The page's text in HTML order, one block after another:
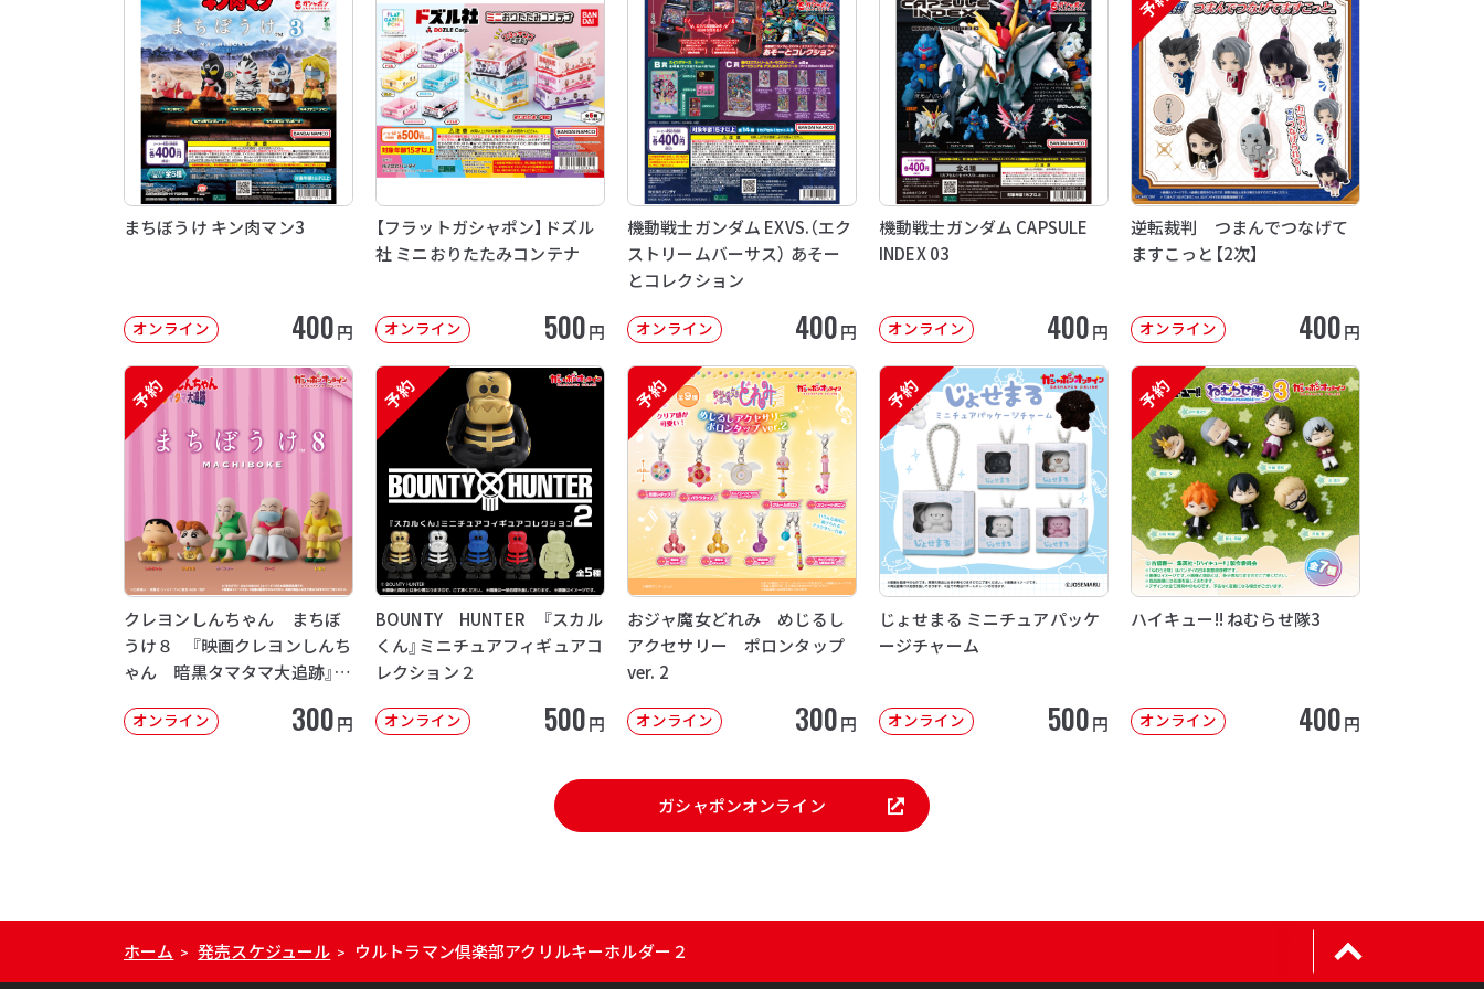
まちぼうけ キン肉マン3
オンライン 400円
【フラットガシャポン】ドズル
社 ミニおりたたみコンテナ
オンライン 500円
機動戦士ガンダム EXVS.（エク
ストリームバーサス） あそー
とコレクション
オンライン 400円
機動戦士ガンダム CAPSULE
INDEX 03
オンライン 400円
逆転裁判 つまんでつなげて
ますこっと【2次】
オンライン 400円
予約
クレヨンしんちゃん まちぼ
うけ８ 『映画クレヨンしんち
ゃん 暗黒タマタマ大追跡』
オンライン 300円
予約
BOUNTY HUNTER 『スカル
くん』ミニチュアフィギュアコ
レクション２
オンライン 500円
予約
おジャ魔女どれみ めじるし
アクセサリー ポロンタップ
ver. 2
オンライン 300円
予約
じょせまる ミニチュアパッケ
ージチャーム
オンライン 500円
予約
ハイキュー!! ねむらせ隊3
オンライン 400円
ガシャポンオンライン
ホーム > 発売スケジュール > ウルトラマン倶楽部アクリルキーホルダー２